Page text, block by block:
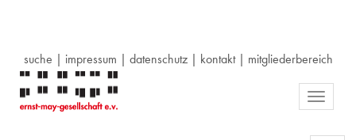
suche | impressum | datenschutz| kontakt| mitgliederbereich
Toggle